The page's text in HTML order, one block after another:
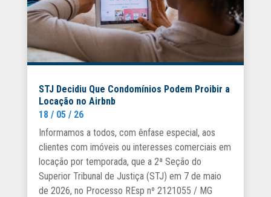
STJ Decidiu Que Condomínios Podem Proibir a
Locação no Airbnb
18 / 05 / 26
Informamos a todos, com ênfase especial, aos
clientes com imóveis ou interesses comerciais em
locação por temporada, que a 2ª Seção do
Superior Tribunal de Justiça (STJ) em 7 de maio
de 2026, no Processo REsp nº 2121055 / MG